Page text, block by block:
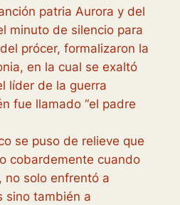
patria Aurora y del
minuto de silencio para
prócer, formalizaron la
en la cual se exaltó
líder de la guerra
fue llamado “el padre
se puso de relieve que
cobardemente cuando
no solo enfrentó a
sino también a